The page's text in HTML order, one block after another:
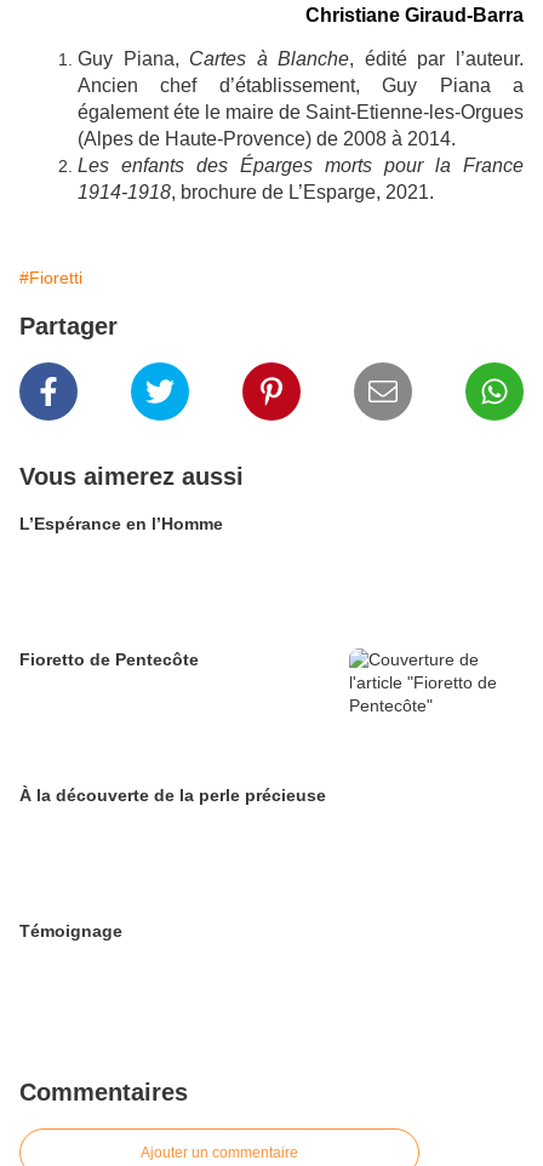
Christiane Giraud-Barra
Guy Piana, Cartes à Blanche, édité par l’auteur.
Ancien chef d’établissement, Guy Piana a
également éte le maire de Saint-Etienne-les-Orgues
(Alpes de Haute-Provence) de 2008 à 2014.
Les enfants des Éparges morts pour la France
1914-1918, brochure de L’Esparge, 2021.
#Fioretti
Partager
Vous aimerez aussi
L’Espérance en l’Homme
Fioretto de Pentecôte
À la découverte de la perle précieuse
Témoignage
Commentaires
Ajouter un commentaire